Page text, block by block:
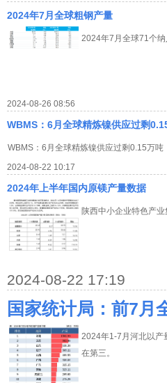
2024年7月全球粗钢产量
2024年7月全球71个
2024-08-26 08:56
WBMS：6月全球精炼镍供应过剩
WBMS：6月全球精炼镍供应过剩0.15万吨
2024-08-22 10:17
2024年上半年国内原镁产量数据
陕西中小企业特色产
2024-08-22 17:19
国家统计局：前7月
2024年1-7月河北以产
在第三。